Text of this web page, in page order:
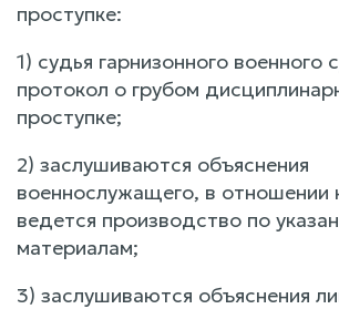
проступке:
1) судья гарнизонного военного
протокол о грубом
проступке;
2) заслушиваются объяснения
военнослужащего, в отношении
ведется производство по
материалам;
3) заслушиваются объяснения